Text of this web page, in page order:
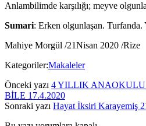
Anlambilimde karşılığı; meyve
Sumari: Erken olgunlaşan. Turfanda.
Mahiye Morgül /21Nisan 2020 /Rize
Kategoriler:Makaleler
Önceki yazı 4 YILLIK
BİLE 17.4.2020
Sonraki yazı Hayat İksiri Karayemiş